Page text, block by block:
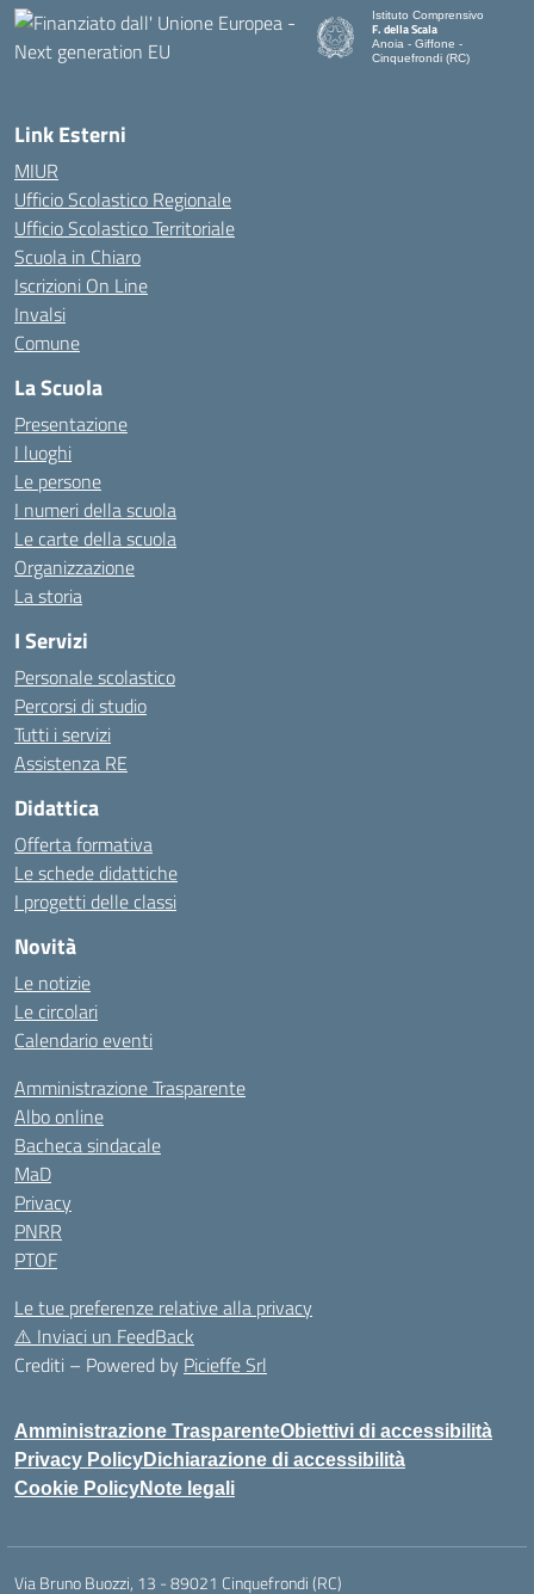
Istituto Comprensivo
F. della Scala
Anoia - Giffone -
Cinquefrondi (RC)
Link Esterni
MIUR
Ufficio Scolastico Regionale
Ufficio Scolastico Territoriale
Scuola in Chiaro
Iscrizioni On Line
Invalsi
Comune
La Scuola
Presentazione
I luoghi
Le persone
I numeri della scuola
Le carte della scuola
Organizzazione
La storia
I Servizi
Personale scolastico
Percorsi di studio
Tutti i servizi
Assistenza RE
Didattica
Offerta formativa
Le schede didattiche
I progetti delle classi
Novità
Le notizie
Le circolari
Calendario eventi
Amministrazione Trasparente
Albo online
Bacheca sindacale
MaD
Privacy
PNRR
PTOF
Le tue preferenze relative alla privacy
⚠️ Inviaci un FeedBack
Crediti – Powered by Picieffe Srl
Amministrazione TrasparenteObiettivi di accessibilità
Privacy PolicyDichiarazione di accessibilità
Cookie PolicyNote legali
Via Bruno Buozzi, 13 - 89021 Cinquefrondi (RC)